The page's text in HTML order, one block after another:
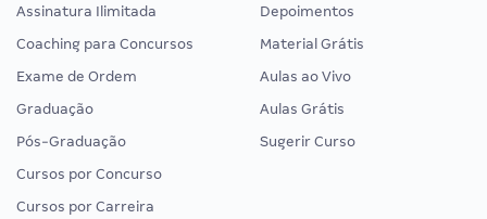
Assinatura Ilimitada
Coaching para Concursos
Exame de Ordem
Graduação
Pós-Graduação
Cursos por Concurso
Cursos por Carreira
Depoimentos
Material Grátis
Aulas ao Vivo
Aulas Grátis
Sugerir Curso